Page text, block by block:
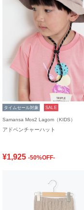
タイムセール対象 SALE
Samansa Mos2 Lagom（KIDS）
アドベンチャーハット
¥1,925 -50%OFF-